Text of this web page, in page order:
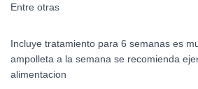
Entre otras
Incluye tratamiento para 6 semanas es
ampolleta a la semana se recomienda
alimentacion